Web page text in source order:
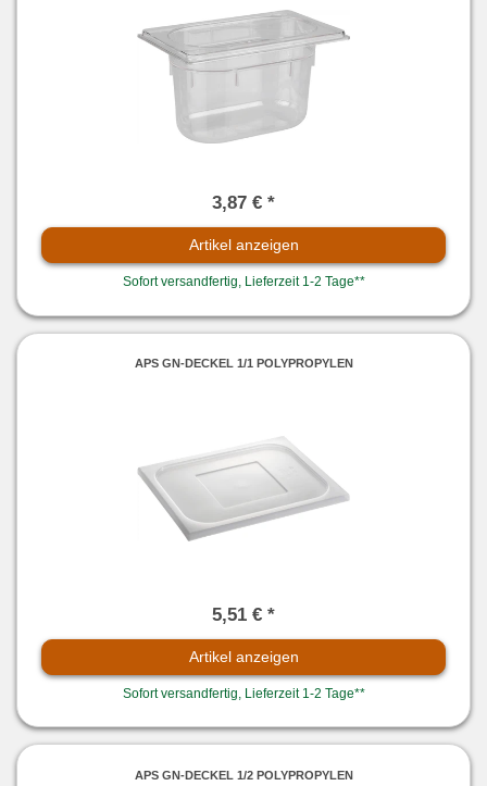
3,87 € *
Artikel anzeigen
Sofort versandfertig, Lieferzeit 1-2 Tage**
APS GN-DECKEL 1/1 POLYPROPYLEN
5,51 € *
Artikel anzeigen
Sofort versandfertig, Lieferzeit 1-2 Tage**
APS GN-DECKEL 1/2 POLYPROPYLEN